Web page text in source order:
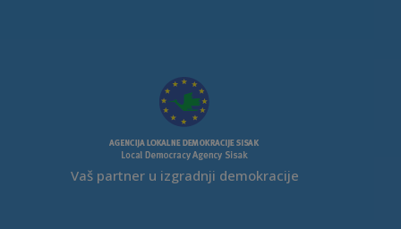
Vaš partner u izgradnji demokracije